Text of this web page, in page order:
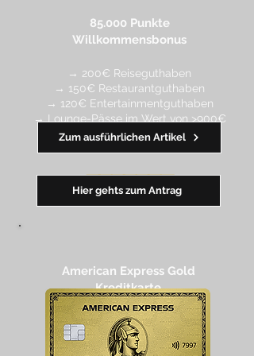
85.000 Punkte
Willkommensbonus
→ 200€ Reiseguthaben
→ 150€ Restaurantguthaben
→ 120€ Entertainmentguthaben
→ Lounge-Pässe im Wert von >900€
━━━━━━━
Zum ausführlichen Artikel
Hier gehts zum Antrag
American Express Gold
Kreditkarte